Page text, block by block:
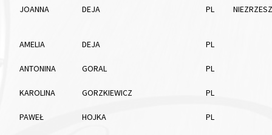
JOANNA DEJA PL
AMELIA DEJA PL
ANTONINA GORAL PL
KAROLINA GORZKIEWICZ PL
PAWEŁ HOJKA PL